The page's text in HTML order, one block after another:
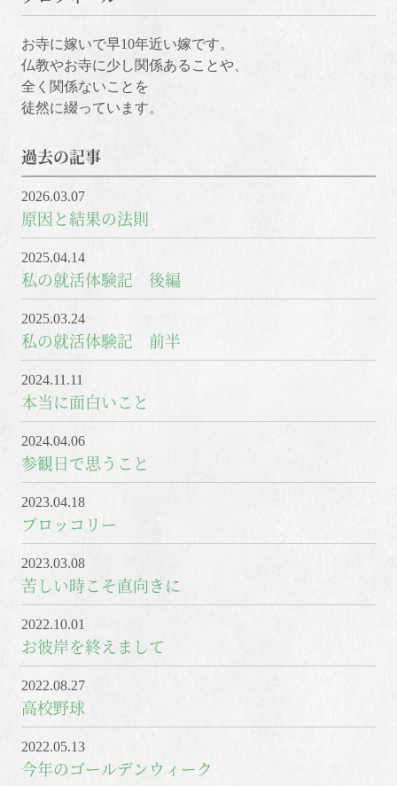
お寺に嫁いで早10年近い嫁です。
仏教やお寺に少し関係あることや、
全く関係ないことを
徒然に綴っています。
過去の記事
2026.03.07
原因と結果の法則
2025.04.14
私の就活体験記 後編
2025.03.24
私の就活体験記 前半
2024.11.11
本当に面白いこと
2024.04.06
参観日で思うこと
2023.04.18
ブロッコリー
2023.03.08
苦しい時こそ直向きに
2022.10.01
お彼岸を終えまして
2022.08.27
高校野球
2022.05.13
今年のゴールデンウィーク